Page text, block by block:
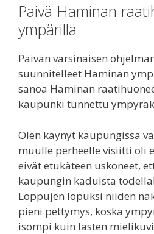
Päivä Haminan
ympärillä
Päivän varsinaisen
suunnitelleet Haminan
sanoa Haminan
kaupunki tunnettu
Olen käynyt kaupungissa
muulle perheelle visiitti oli
eivät etukäteen uskoneet,
kaupungin kaduista
Loppujen lopuksi niiden
pieni pettymys, koska
isompi kuin lasten